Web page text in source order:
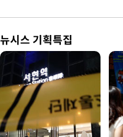
뉴시스 기획특집